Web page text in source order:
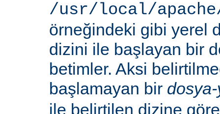
/usr/local/
örneğindeki gibi yerel
dizini ile başlayan bir
betimler. Aksi
başlamayan bir
ile belirtilen dizine göre